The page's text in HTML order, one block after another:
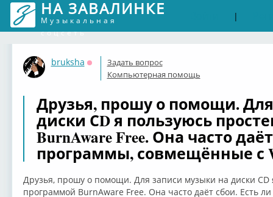
НА ЗАВАЛИНКЕ
Музыкальная
соцсеть
|
bruksha
Оффлайн
Задать вопрос
Компьютерная помощь
Друзья, прошу о помощи.
диски СD я пользуюсь
BurnAware Free. Она часто
программы, совмещённые с
Друзья, прошу о помощи. Для записи музыки на диски СD
программой BurnAware Free. Она часто даёт сбои. Есть